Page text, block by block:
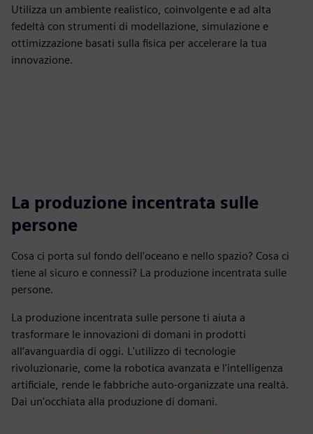
Utilizza un ambiente realistico, coinvolgente e ad alta
fedeltà con strumenti di modellazione, simulazione e
ottimizzazione basati sulla fisica per accelerare la tua
innovazione.
La produzione incentrata sulle
persone
Cosa ci porta sul fondo dell'oceano e nello spazio? Cosa ci
tiene al sicuro e connessi? La produzione incentrata sulle
persone.
La produzione incentrata sulle persone ti aiuta a
trasformare le innovazioni di domani in prodotti
all’avanguardia di oggi. L'utilizzo di tecnologie
rivoluzionarie, come la robotica avanzata e l'intelligenza
artificiale, rende le fabbriche auto-organizzate una realtà.
Dai un'occhiata alla produzione di domani.